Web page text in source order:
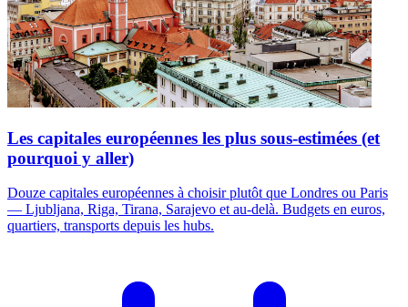
Les capitales européennes les plus sous-estimées (et
pourquoi y aller)
Douze capitales européennes à choisir plutôt que Londres ou Paris
— Ljubljana, Riga, Tirana, Sarajevo et au-delà. Budgets en euros,
quartiers, transports depuis les hubs.